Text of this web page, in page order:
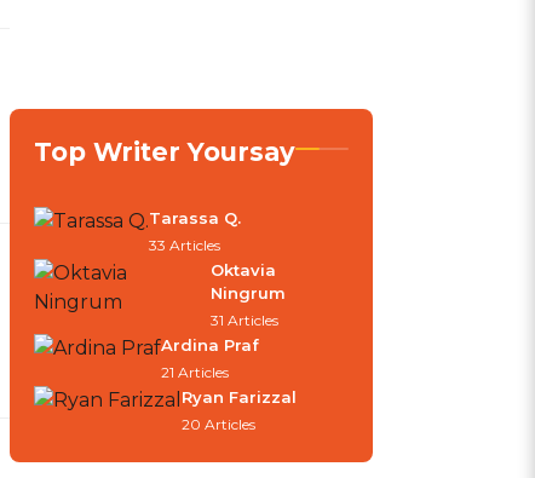
Top Writer Yoursay
Tarassa Q.
33 Articles
Oktavia
Ningrum
31 Articles
Ardina Praf
21 Articles
Ryan Farizzal
20 Articles